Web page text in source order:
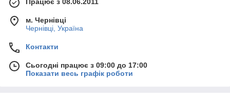
м. Чернівці
Чернівці, Україна
Контакти
Сьогодні працює з 09:00 до 17:00
Показати весь графік роботи